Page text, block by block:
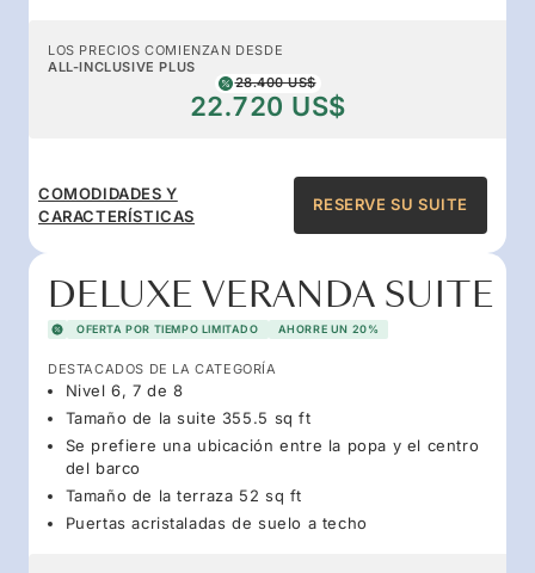
LOS PRECIOS COMIENZAN DESDE
ALL-INCLUSIVE PLUS
28.400 US$
22.720 US$
COMODIDADES Y
CARACTERÍSTICAS
RESERVE SU SUITE
DELUXE VERANDA SUITE
OFERTA POR TIEMPO LIMITADO AHORRE UN 20%
DESTACADOS DE LA CATEGORÍA
Nivel 6, 7 de 8
Tamaño de la suite 355.5 sq ft
Se prefiere una ubicación entre la popa y el centro
del barco
Tamaño de la terraza 52 sq ft
Puertas acristaladas de suelo a techo